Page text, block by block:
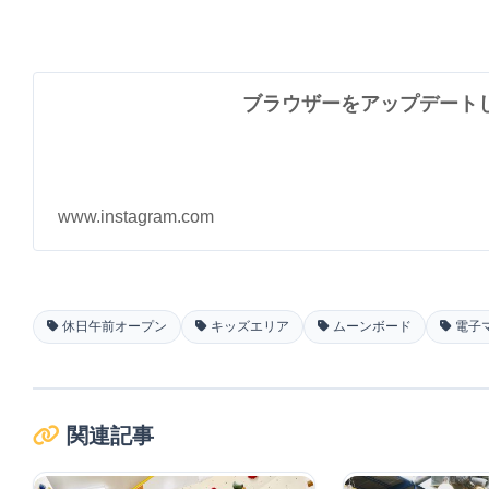
ブラウザーをアップデート
www.instagram.com
休日午前オープン キッズエリア ムーンボード 電子
関連記事